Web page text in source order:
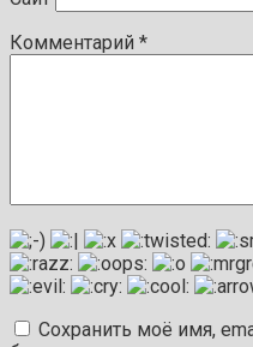
Комментарий *
Сохранить моё имя,